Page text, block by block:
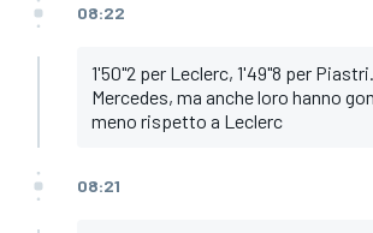
08:22
1'50"2 per Leclerc, 1'49"8 per
Mercedes, ma anche loro hanno
meno rispetto a Leclerc
08:21